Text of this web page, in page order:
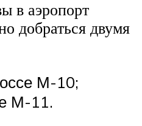
в аэропорт
добраться двумя
М-10;
М-11.